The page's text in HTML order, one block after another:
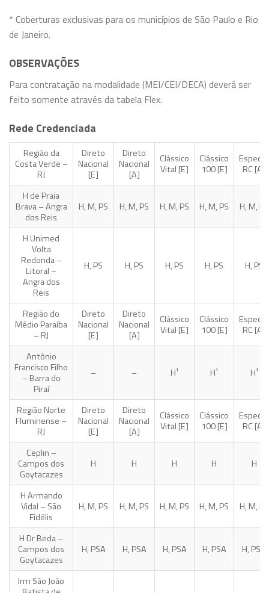
* Coberturas exclusivas para os municípios de São Paulo e Rio
de Janeiro.
OBSERVAÇÕES
Para contratação na modalidade (MEI/CEI/DECA) deverá ser
feito somente através da tabela Flex.
Rede Credenciada
Região da
Costa Verde –
RJ
Direto
Nacional
[E]
Direto
Nacional
[A]
Clássico
Vital [E]
Clássico
100 [E]
Especial
RC [A]
H de Praia
Brava – Angra
dos Reis
H, M, PS H, M, PS H, M, PS H, M, PS H, M, PS
H Unimed
Volta
Redonda –
Litoral –
Angra dos
Reis
H, PS H, PS H, PS H, PS H, PS
Região do
Médio Paraíba
– RJ
Direto
Nacional
[E]
Direto
Nacional
[A]
Clássico
Vital [E]
Clássico
100 [E]
Especial
RC [A]
Antônio
Francisco Filho
– Barra do
Piraí
– – H¹ H¹ H¹
Região Norte
Fluminense –
RJ
Direto
Nacional
[E]
Direto
Nacional
[A]
Clássico
Vital [E]
Clássico
100 [E]
Especial
RC [A]
Ceplin –
Campos dos
Goytacazes
H H H H H
H Armando
Vidal – São
Fidélis
H, M, PS H, M, PS H, M, PS H, M, PS H, M, PS
H Dr Beda –
Campos dos
Goytacazes
H, PSA H, PSA H, PSA H, PSA H, PSA
Irm São João